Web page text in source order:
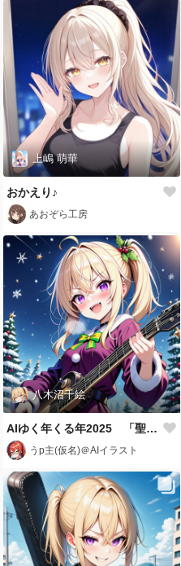
上嶋 萌華
おかえり♪
あおぞら工房
八木沼千絵
AIゆく年くる年2025 「聖夜のきらめき」
うp主(仮名)＠AIイラスト